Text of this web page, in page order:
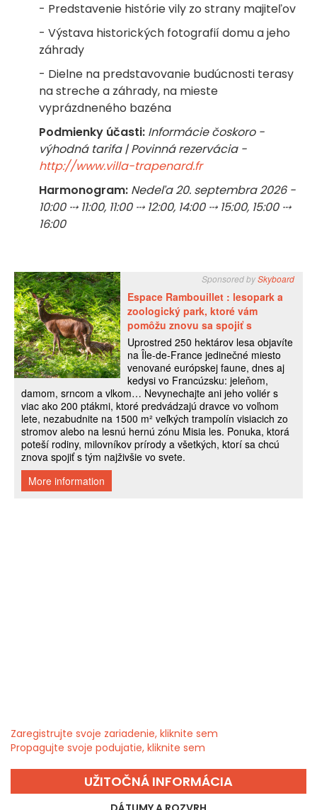
- Predstavenie histórie vily zo strany majiteľov
- Výstava historických fotografií domu a jeho
záhrady
- Dielne na predstavovanie budúcnosti terasy
na streche a záhrady, na mieste
vyprázdneného bazéna
Podmienky účasti: Informácie čoskoro -
výhodná tarifa | Povinná rezervácia -
http://www.villa-trapenard.fr
Harmonogram: Nedeľa 20. septembra 2026 -
10:00 ⤏ 11:00, 11:00 ⤏ 12:00, 14:00 ⤏ 15:00, 15:00 ⤏
16:00
Zaregistrujte svoje zariadenie, kliknite sem
Propagujte svoje podujatie, kliknite sem
UŽITOČNÁ INFORMÁCIA